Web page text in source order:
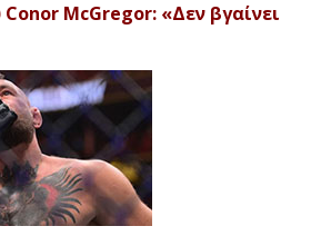
McGregor: «Δεν βγαίνει